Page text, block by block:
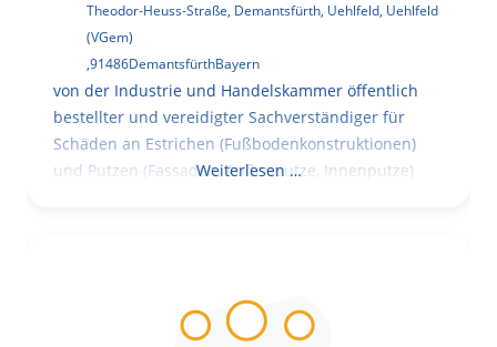
Theodor-Heuss-Straße, Demantsfürth, Uehlfeld, Uehlfeld
(VGem)
,91486DemantsfürthBayern
von der Industrie und Handelskammer öffentlich
bestellter und vereidigter Sachverständiger für
Schäden an Estrichen (Fußbodenkonstruktionen)
und Putzen (Fassaden, Außenputze, Innenputze)
Weiterlesen …